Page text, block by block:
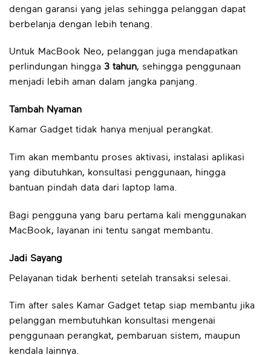
dengan garansi yang jelas sehingga pelanggan dapat
berbelanja dengan lebih tenang.
Untuk MacBook Neo, pelanggan juga mendapatkan
perlindungan hingga 3 tahun, sehingga penggunaan
menjadi lebih aman dalam jangka panjang.
Tambah Nyaman
Kamar Gadget tidak hanya menjual perangkat.
Tim akan membantu proses aktivasi, instalasi aplikasi
yang dibutuhkan, konsultasi penggunaan, hingga
bantuan pindah data dari laptop lama.
Bagi pengguna yang baru pertama kali menggunakan
MacBook, layanan ini tentu sangat membantu.
Jadi Sayang
Pelayanan tidak berhenti setelah transaksi selesai.
Tim after sales Kamar Gadget tetap siap membantu jika
pelanggan membutuhkan konsultasi mengenai
penggunaan perangkat, pembaruan sistem, maupun
kendala lainnya.